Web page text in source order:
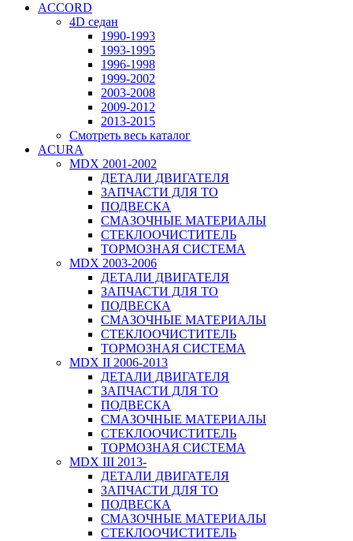
ACCORD
4D седан
1990-1993
1993-1995
1996-1998
1999-2002
2003-2008
2009-2012
2013-2015
Смотреть весь каталог
ACURA
MDX 2001-2002
ДЕТАЛИ ДВИГАТЕЛЯ
ЗАПЧАСТИ ДЛЯ ТО
ПОДВЕСКА
СМАЗОЧНЫЕ МАТЕРИАЛЫ
СТЕКЛООЧИСТИТЕЛЬ
ТОРМОЗНАЯ СИСТЕМА
MDX 2003-2006
ДЕТАЛИ ДВИГАТЕЛЯ
ЗАПЧАСТИ ДЛЯ ТО
ПОДВЕСКА
СМАЗОЧНЫЕ МАТЕРИАЛЫ
СТЕКЛООЧИСТИТЕЛЬ
ТОРМОЗНАЯ СИСТЕМА
MDX II 2006-2013
ДЕТАЛИ ДВИГАТЕЛЯ
ЗАПЧАСТИ ДЛЯ ТО
ПОДВЕСКА
СМАЗОЧНЫЕ МАТЕРИАЛЫ
СТЕКЛООЧИСТИТЕЛЬ
ТОРМОЗНАЯ СИСТЕМА
MDX III 2013-
ДЕТАЛИ ДВИГАТЕЛЯ
ЗАПЧАСТИ ДЛЯ ТО
ПОДВЕСКА
СМАЗОЧНЫЕ МАТЕРИАЛЫ
СТЕКЛООЧИСТИТЕЛЬ